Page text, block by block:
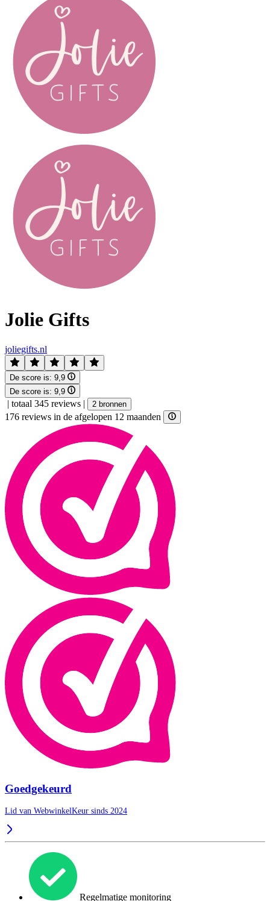
Jolie Gifts
joliegifts.nl
De score is: 9,9
De score is: 9,9
| totaal 345 reviews | 2 bronnen
176 reviews in de afgelopen 12 maanden
Goedgekeurd
Lid van WebwinkelKeur sinds 2024
Regelmatige monitoring